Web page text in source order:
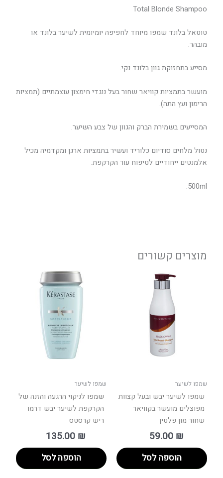
Total Blonde Shampoo
טוטאל בלונד שמפו מיוחד לחפיפה יומיומית לשיער בלונד או
מובהר.
מסייע בתחזוקת גוון בלונד נקי.
מועשר בתמציות קוויאר שחור בעל נוגדי חימצון עוצמתיים (תמציות
הרימון ועץ התה).
המסייעים בשמירת הברק והגוון של צבע השיער.
נטול מלחים סודיום כלוריד ועשיר בתמציות ארגן ומקדמיה מכיל
אלמנטים ייחודיים לטיפוח עור הקרקפת.
500ml.
מוצרים קשורים
שמפו לשיער
שמפו לשיער יבש ובעל קצוות
מפוצלים מועשר בקוויאר
שחור מון פלטין
59.00 ₪
הוספה לסל
שמפו לשיער
שמפו לניקוי הרגעה והזנה של
הקרקפת לשיער יבש דרמו
ריש קרסטס
135.00 ₪
הוספה לסל